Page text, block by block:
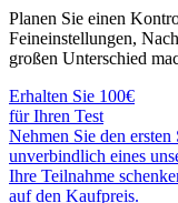
Planen Sie einen
Feineinstellungen,
großen Unterschied
Erhalten Sie 100€
für Ihren Test
Nehmen Sie den
unverbindlich eines
Ihre Teilnahme
auf den Kaufpreis.